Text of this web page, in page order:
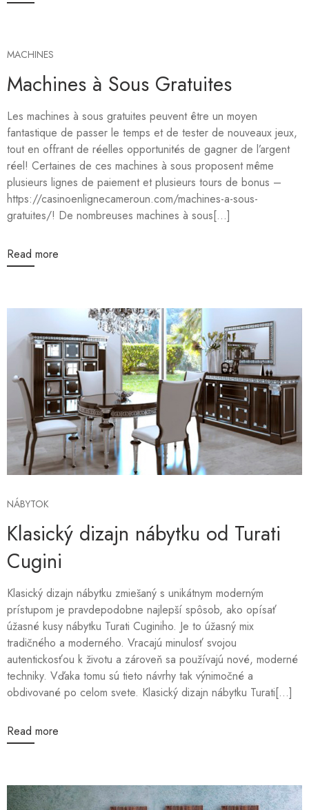
MACHINES
Machines à Sous Gratuites
Les machines à sous gratuites peuvent être un moyen
fantastique de passer le temps et de tester de nouveaux jeux,
tout en offrant de réelles opportunités de gagner de l’argent
réel! Certaines de ces machines à sous proposent même
plusieurs lignes de paiement et plusieurs tours de bonus –
https://casinoenlignecameroun.com/machines-a-sous-
gratuites/! De nombreuses machines à sous[...]
Read more
NÁBYTOK
Klasický dizajn nábytku od Turati
Cugini
Klasický dizajn nábytku zmiešaný s unikátnym moderným
prístupom je pravdepodobne najlepší spôsob, ako opísať
úžasné kusy nábytku Turati Cuginiho. Je to úžasný mix
tradičného a moderného. Vracajú minulosť svojou
autentickosťou k životu a zároveň sa používajú nové, moderné
techniky. Vďaka tomu sú tieto návrhy tak výnimočné a
obdivované po celom svete. Klasický dizajn nábytku Turati[...]
Read more